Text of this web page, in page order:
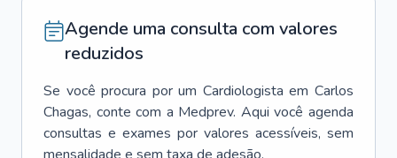
Agende uma consulta com valores
reduzidos
Se você procura por um Cardiologista em Carlos
Chagas, conte com a Medprev. Aqui você agenda
consultas e exames por valores acessíveis, sem